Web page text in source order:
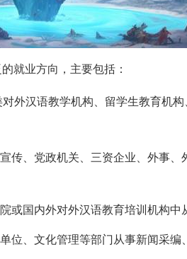
就业方向，主要包括：
外汉语教学机构、留学生教育机
传、党政机关、三资企业、外事
或国内外对外汉语教育培训机构中
位、文化管理等部门从事新闻采编